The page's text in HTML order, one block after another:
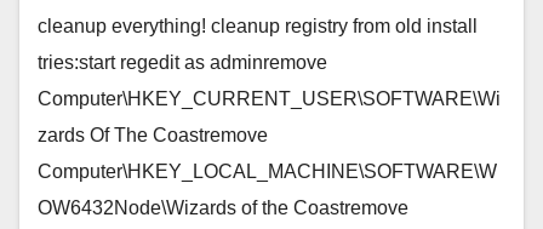
cleanup everything! cleanup registry from old install
tries:start regedit as adminremove
Computer\HKEY_CURRENT_USER\SOFTWARE\Wi
zards Of The Coastremove
Computer\HKEY_LOCAL_MACHINE\SOFTWARE\W
OW6432Node\Wizards of the Coastremove